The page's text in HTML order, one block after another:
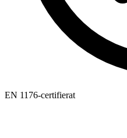
EN 1176-certifierat